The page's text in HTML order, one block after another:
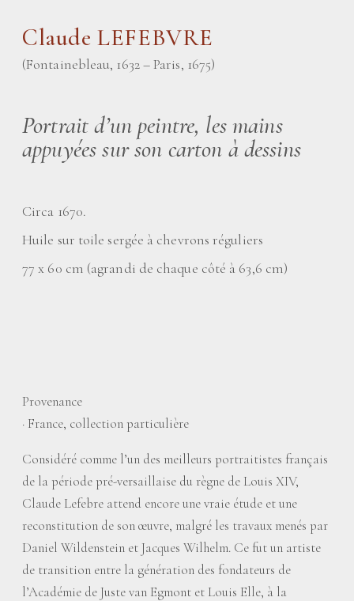
Claude LEFEBVRE
(Fontainebleau, 1632 – Paris, 1675)
Portrait d’un peintre, les mains
appuyées sur son carton à dessins
Circa 1670.
Huile sur toile sergée à chevrons réguliers
77 x 60 cm (agrandi de chaque côté à 63,6 cm)
Provenance
· France, collection particulière
Considéré comme l’un des meilleurs portraitistes français
de la période pré-versaillaise du règne de Louis XIV,
Claude Lefebre attend encore une vraie étude et une
reconstitution de son œuvre, malgré les travaux menés par
Daniel Wildenstein et Jacques Wilhelm. Ce fut un artiste
de transition entre la génération des fondateurs de
l’Académie de Juste van Egmont et Louis Elle, à la